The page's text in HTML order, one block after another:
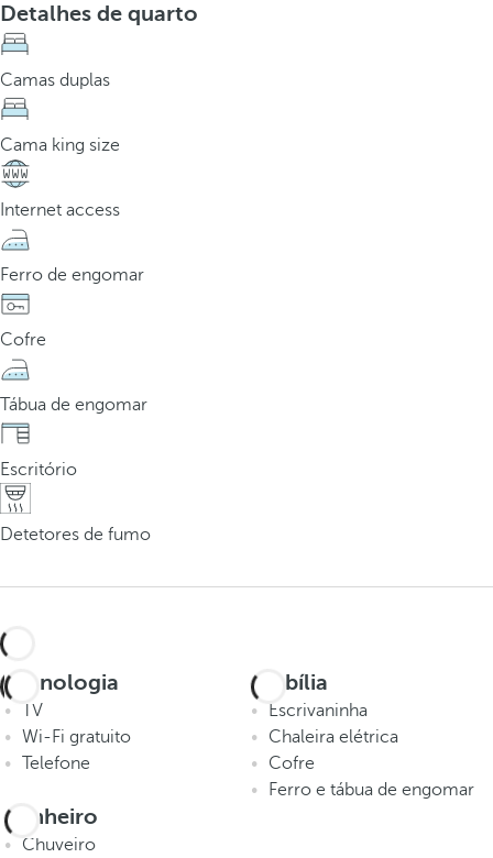
Detalhes de quarto
Camas duplas
Cama king size
Internet access
Ferro de engomar
Cofre
Tábua de engomar
Escritório
Detetores de fumo
Tecnologia
TV
Wi-Fi gratuito
Telefone
Mobília
Escrivaninha
Chaleira elétrica
Cofre
Ferro e tábua de engomar
Banheiro
Chuveiro